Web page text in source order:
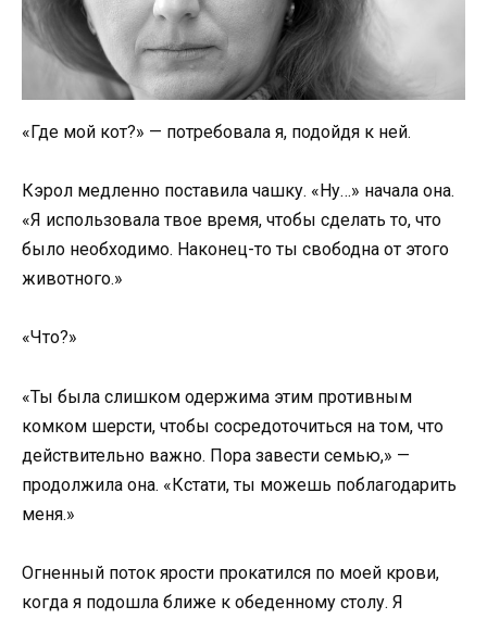
«Где мой кот?» — потребовала я, подойдя к ней.
Кэрол медленно поставила чашку. «Ну…» начала она.
«Я использовала твое время, чтобы сделать то, что
было необходимо. Наконец-то ты свободна от этого
животного.»
«Что?»
«Ты была слишком одержима этим противным
комком шерсти, чтобы сосредоточиться на том, что
действительно важно. Пора завести семью,» —
продолжила она. «Кстати, ты можешь поблагодарить
меня.»
Огненный поток ярости прокатился по моей крови,
когда я подошла ближе к обеденному столу. Я